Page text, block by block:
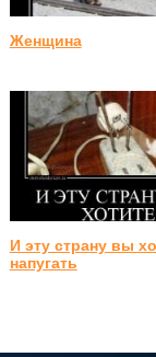
Женщина
И эту страну вы
напугать